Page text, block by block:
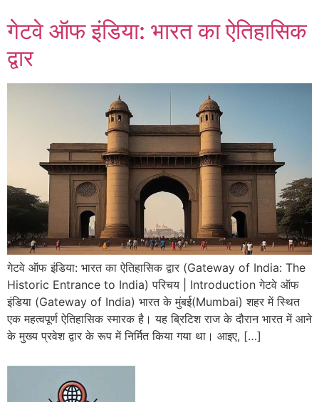
गेटवे ऑफ इंडिया: भारत का ऐतिहासिक
द्वार
गेटवे ऑफ इंडिया: भारत का ऐतिहासिक द्वार (Gateway of India: The
Historic Entrance to India) परिचय | Introduction गेटवे ऑफ
इंडिया (Gateway of India) भारत के मुंबई(Mumbai) शहर में स्थित
एक महत्वपूर्ण ऐतिहासिक स्मारक है। यह ब्रिटिश राज के दौरान भारत में आने
के मुख्य प्रवेश द्वार के रूप में निर्मित किया गया था। आइए, […]